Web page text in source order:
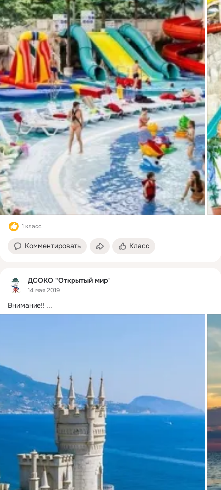
1 класс
Комментировать Класс
ДООКО "Открытый мир"
14 мая 2019
Внимание‼ ...